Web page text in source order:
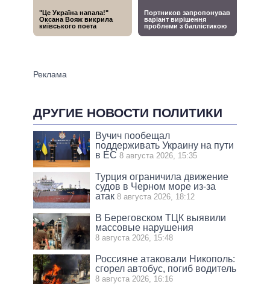
ДРУГИЕ НОВОСТИ ПОЛИТИКИ
Вучич пообещал
поддерживать Украину на пути
в ЕС 8 августа 2026, 15:35
Турция ограничила движение
судов в Черном море из-за
атак 8 августа 2026, 18:12
В Береговском ТЦК выявили
массовые нарушения
8 августа 2026, 15:48
Россияне атаковали Никополь:
сгорел автобус, погиб водитель
8 августа 2026, 16:16